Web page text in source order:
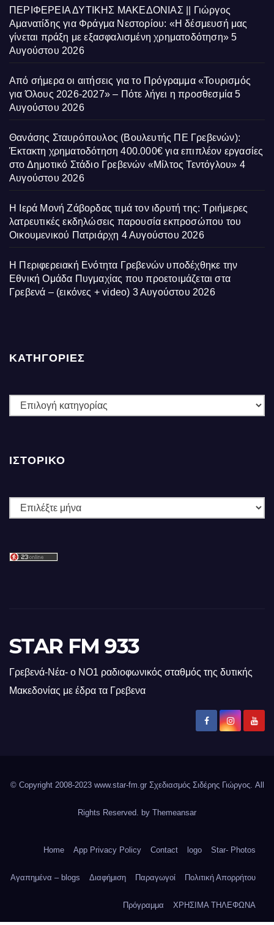
ΠΕΡΙΦΕΡΕΙΑ ΔΥΤΙΚΗΣ ΜΑΚΕΔΟΝΙΑΣ || Γιώργος
Αμανατίδης για Φράγμα Νεστορίου: «Η δέσμευσή μας
γίνεται πράξη με εξασφαλισμένη χρηματοδότηση» 5
Αυγούστου 2026
Από σήμερα οι αιτήσεις για το Πρόγραμμα «Τουρισμός
για Όλους 2026-2027» – Πότε λήγει η προσθεσμία 5
Αυγούστου 2026
Θανάσης Σταυρόπουλος (Βουλευτής ΠΕ Γρεβενών):
Έκτακτη χρηματοδότηση 400.000€ για επιπλέον εργασίες
στο Δημοτικό Στάδιο Γρεβενών «Μίλτος Τεντόγλου» 4
Αυγούστου 2026
Η Ιερά Μονή Ζάβορδας τιμά τον ιδρυτή της: Τριήμερες
λατρευτικές εκδηλώσεις παρουσία εκπροσώπου του
Οικουμενικού Πατριάρχη 4 Αυγούστου 2026
Η Περιφερειακή Ενότητα Γρεβενών υποδέχθηκε την
Εθνική Ομάδα Πυγμαχίας που προετοιμάζεται στα
Γρεβενά – (εικόνες + video) 3 Αυγούστου 2026
ΚΑΤΗΓΟΡΙΕΣ
ΚΑΤΗΓΟΡΙΕΣ
ΙΣΤΟΡΙΚΌ
Ιστορικό
STAR FM 933
Γρεβενά-Νέα- ο ΝΟ1 ραδιοφωνικός σταθμός της δυτικής
Μακεδονίας με έδρα τα Γρεβενα
© Copyright 2008-2023 www.star-fm.gr Σχεδιασμός Σιδέρης Γιώργος. All
Rights Reserved. by Themeansar
Home App Privacy Policy Contact logo Star- Photos
Αγαπημένα – blogs Διαφήμιση Παραγωγοί Πολιτική Απορρήτου
Πρόγραμμα ΧΡΗΣΙΜΑ ΤΗΛΕΦΩΝΑ